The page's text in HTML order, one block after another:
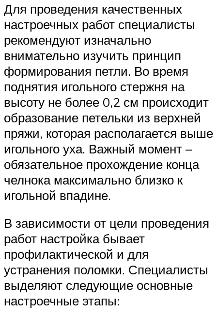
Для проведения качественных
настроечных работ специалисты
рекомендуют изначально
внимательно изучить принцип
формирования петли. Во время
поднятия игольного стержня на
высоту не более 0,2 см происходит
образование петельки из верхней
пряжи, которая располагается выше
игольного уха. Важный момент –
обязательное прохождение конца
челнока максимально близко к
игольной впадине.
В зависимости от цели проведения
работ настройка бывает
профилактической и для
устранения поломки. Специалисты
выделяют следующие основные
настроечные этапы: